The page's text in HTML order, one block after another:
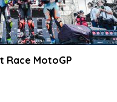
Race MotoGP